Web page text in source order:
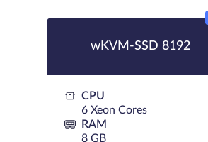
wKVM-SSD 8192
CPU
6 Xeon Cores
RAM
8 GB